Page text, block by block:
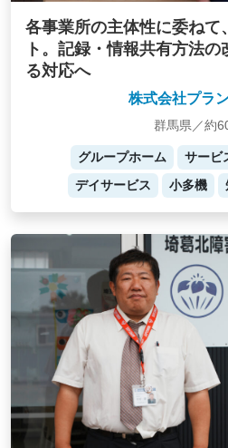
各事業所の主体性に委ねて
ト。記録・情報共有方法
る対応へ
株式会社プラ
群馬県／約
グループホーム
サービ
デイサービス
小多機